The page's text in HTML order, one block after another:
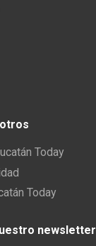
Today
Today
newsletter